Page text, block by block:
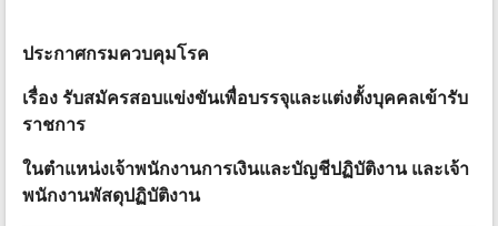
ประกาศกรมควบคุมโรค
เรื่อง รับสมัครสอบแข่งขันเพื่อบรรจุและแต่งตั้งบุคคลเข้ารับ
ราชการ
ในตำแหน่งเจ้าพนักงานการเงินและบัญชีปฏิบัติงาน และเจ้า
พนักงานพัสดุปฏิบัติงาน